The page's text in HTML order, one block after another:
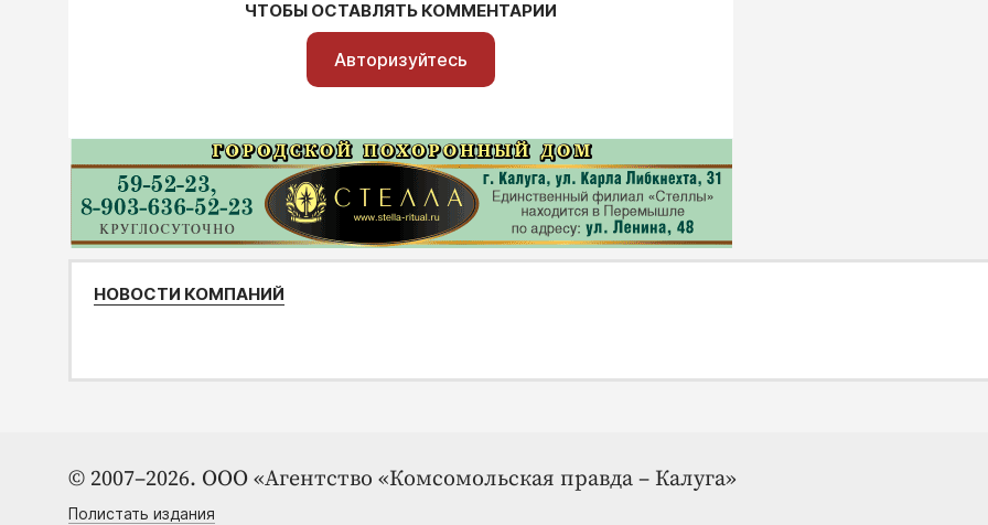
ЧТОБЫ ОСТАВЛЯТЬ КОММЕНТАРИИ
Авторизуйтесь
НОВОСТИ КОМПАНИЙ
© 2007–2026. ООО «Агентство «Комсомольская правда – Калуга»
Полистать издания